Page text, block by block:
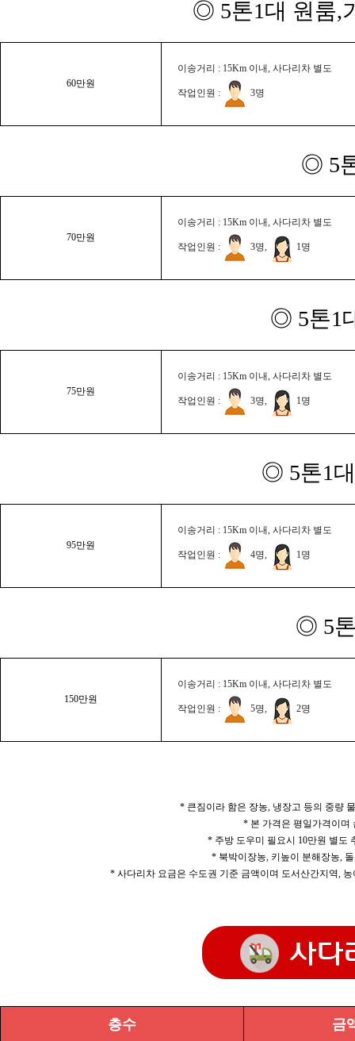
◎ 5톤1대 원룸,
60만원
이송거리 : 15Km 이내, 사다리차 별도
작업인원 : 3명
◎ 5
70만원
이송거리 : 15Km 이내, 사다리차 별도
작업인원 : 3명, 1명
◎ 5톤1
75만원
이송거리 : 15Km 이내, 사다리차 별도
작업인원 : 3명, 1명
◎ 5톤1
95만원
이송거리 : 15Km 이내, 사다리차 별도
작업인원 : 4명, 1명
◎ 5
150만원
이송거리 : 15Km 이내, 사다리차 별도
작업인원 : 5명, 2명
* 큰짐이라 함은 장농, 냉장고 등의 중량
* 본 가격은 평일가격이며
* 주방 도우미 필요시 10만원 별도
* 북박이장농, 키높이 분해장농,
* 사다리차 요금은 수도권 기준 금액이며 도서산간지역,
층수 금